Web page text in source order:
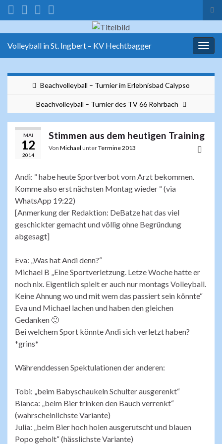
Volleyball in St. Ingbert – KV Hechtbagger
Beachvolleyball – Turnier im Erlebnisbad Calypso
Beachvolleyball – Turnier des TV 66 Rohrbach
MAI
12
2014
Stimmen aus dem heutigen Training
Von Michael unterTermine 2013
Andi: “ habe heute Sportverbot vom Arzt bekommen.
Komme also erst nächsten Montag wieder “ (via
WhatsApp 19:22)
[Anmerkung der Redaktion: DeBatze hat das viel
geschickter gemacht und völlig ohne Begründung
abgesagt]
Eva: „Was hat Andi denn?“
Michael B „Eine Sportverletzung. Letze Woche hatte er
noch nix. Eigentlich spielt er auch nur montags Volleyball.
Keine Ahnung wo und mit wem das passiert sein könnte“
Eva und Michael lachen und haben den gleichen
Gedanken 🙂
Bei welchem Sport könnte Andi sich verletzt haben?
*grins*
Währenddessen Spektulationen der anderen:
Tobi: „beim Babyschaukeln Schulter ausgerenkt“
Bianca: „beim Bier trinken den Bauch verrenkt“
(wahrscheinlichste Variante)
Julia: „beim Bier hoch holen ausgerutscht und blauen
Popo geholt“ (hässlichste Variante)